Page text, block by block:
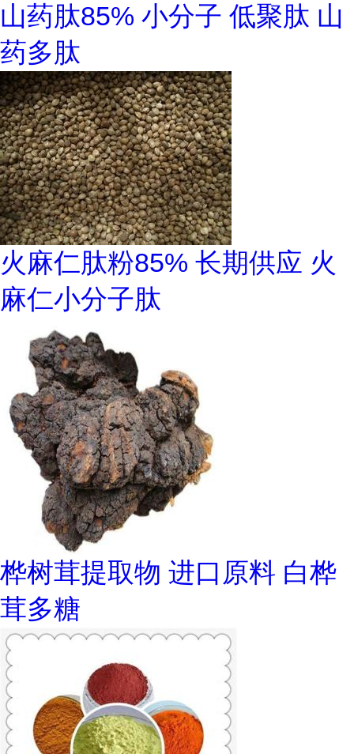
山药肽85% 小分子 低聚肽 山
药多肽
火麻仁肽粉85% 长期供应 火
麻仁小分子肽
桦树茸提取物 进口原料 白桦
茸多糖